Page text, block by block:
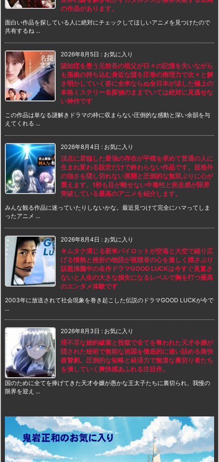
の作品があります。
面白い作品を探している人に絶対にチェックしてほしいアニメを見つけたので
共有するね ...
2026年8月5日 : お気に入り
認知症を患う元校長の祖父が日々の記憶を失いながら
も孫娘の持ち込む身近な謎を圧巻の推理力で次々と解
き明かしていく姿に全米ならぬ全日本が涙した極上の
本格ミステリー名探偵のままでいては絶対に見逃せな
い神作です
この作品は単なる謎解きドラマの枠に収まらない圧倒的な感動と深い余韻を与
えてくれる ...
2026年8月4日 : お気に入り
頂点に君臨した最強の存在が平穏を求めて普通の人に
生まれ変わる設定だけで終わらない作品です。規格外
の強さを隠し切れない展開と圧倒的な無双ぶりに心が
震えます。1秒も目が離せない中毒性と疾走感が限界
突破している最高のアニメを紹介します。
みんな観る作品に迷っていたりしないかな。最近見つけて完全にハマってしま
ったアニメ ...
2026年8月4日 : お気に入り
キムタク演じる新米パイロットが空港と大空で繰り広
げる情熱と挫折の物語が視聴者の心を激しく揺さぶり
話題沸騰中の名作ドラマGOOD LUCKは今すぐ見直さ
ないと人生の大きな損失になるレベルで胸を打つ最高
のエンタメ体験です
2003年に放送されて社会現象を巻き起こした伝説のドラマGOOD LUCKが今で
...
2026年8月3日 : お気に入り
理不尽な婚約破棄と投獄で全てを奪われた天才令嬢が
隠された秘術で無能な祖国を徹底的に追い詰める痛快
復讐劇。圧倒的な知略と経済力で無道な裏切り者たち
を潰していく爽快感あふれる注目作。
国のために全てを捧げてきた天才令嬢が愚かな王太子たちに裏切られ、我慢の
限界を迎え ...